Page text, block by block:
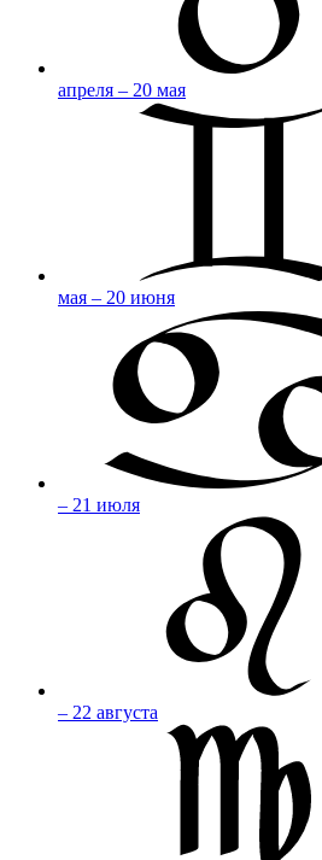
апреля – 20 мая
мая – 20 июня
– 21 июля
– 22 августа